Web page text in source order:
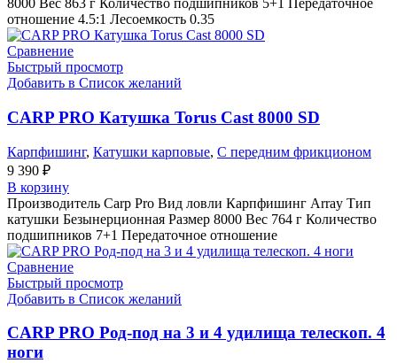
8000 Вес 863 г Количество подшипников 5+1 Передаточное
отношение 4.5:1 Лесоемкость 0.35
Сравнение
Быстрый просмотр
Добавить в Список желаний
CARP PRO Катушкa Torus Cast 8000 SD
Карпфишинг, Катушки карповые, С передним фрикционом
9 390 ₽
В корзину
Производитель Carp Pro Вид ловли Карпфишинг Array Тип
катушки Безынерционная Размер 8000 Вес 764 г Количество
подшипников 7+1 Передаточное отношение
Сравнение
Быстрый просмотр
Добавить в Список желаний
CARP PRO Род-под на 3 и 4 удилища телескоп. 4
ноги